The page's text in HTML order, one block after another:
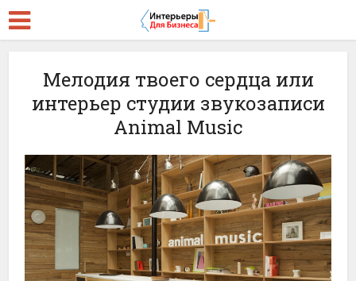
Мелодия твоего сердца или
интерьер студии звукозаписи
Animal Music